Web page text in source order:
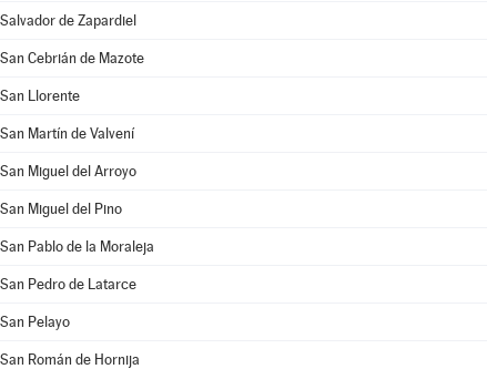
Salvador de Zapardiel
San Cebrián de Mazote
San Llorente
San Martín de Valvení
San Miguel del Arroyo
San Miguel del Pino
San Pablo de la Moraleja
San Pedro de Latarce
San Pelayo
San Román de Hornija